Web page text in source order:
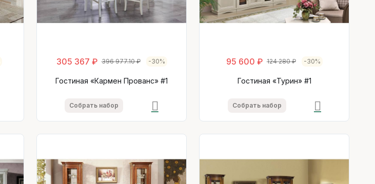
305 367 ₽ 396 977.10 ₽ -30%
Гостиная «Кармен Прованс» #1
Собрать набор
95 600 ₽ 124 280 ₽ -30%
Гостиная «Турин» #1
Собрать набор